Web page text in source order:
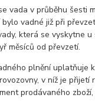
v průběhu šesti
vadné již při
která se vyskytne
měsíců od převzetí.
plnění uplatňuje
v níž je přijetí
prodávaného